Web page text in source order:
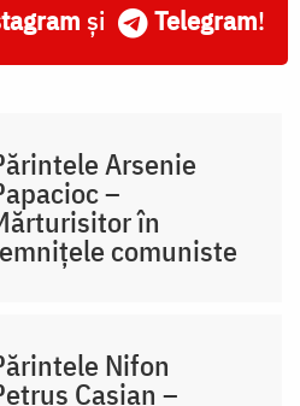
și Telegram!
Arsenie
–
în
comuniste
Nifon
Casian –